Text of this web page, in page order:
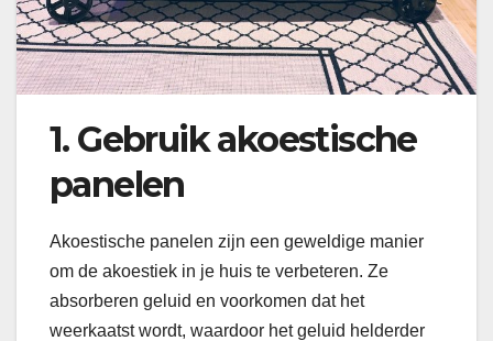
1. Gebruik akoestische
panelen
Akoestische panelen zijn een geweldige manier
om de akoestiek in je huis te verbeteren. Ze
absorberen geluid en voorkomen dat het
weerkaatst wordt, waardoor het geluid helderder